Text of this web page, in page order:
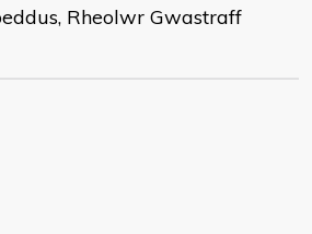
Rheolwr Gwastraff